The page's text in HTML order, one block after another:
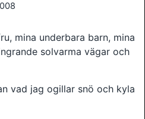
mina underbara barn, mina
solvarma vägar och
vad jag ogillar snö och kyla